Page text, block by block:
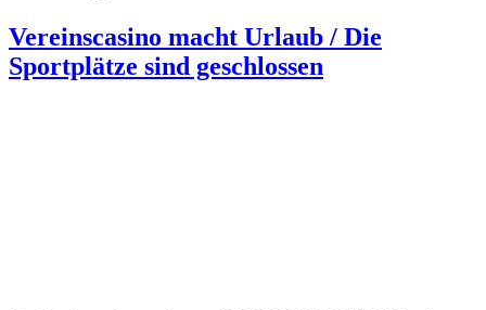
Vereinscasino macht Urlaub / Die
Sportplätze sind geschlossen